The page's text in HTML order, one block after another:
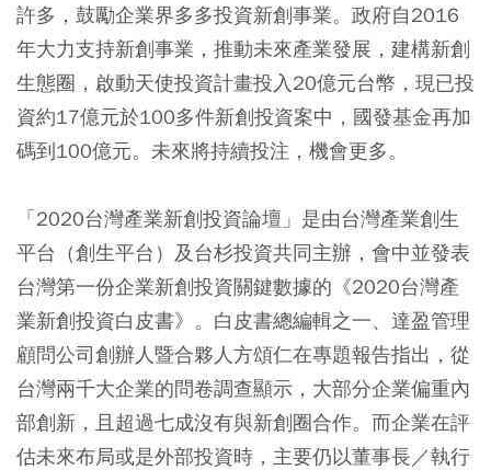
許多，鼓勵企業界多多投資新創事業。政府自2016
年大力支持新創事業，推動未來產業發展，建構新創
生態圈，啟動天使投資計畫投入20億元台幣，現已投
資約17億元於100多件新創投資案中，國發基金再加
碼到100億元。未來將持續投注，機會更多。
「2020台灣產業新創投資論壇」是由台灣產業創生
平台（創生平台）及台杉投資共同主辦，會中並發表
台灣第一份企業新創投資關鍵數據的《2020台灣產
業新創投資白皮書》。白皮書總編輯之一、達盈管理
顧問公司創辦人暨合夥人方頌仁在專題報告指出，從
台灣兩千大企業的問卷調查顯示，大部分企業偏重內
部創新，且超過七成沒有與新創圈合作。而企業在評
估未來布局或是外部投資時，主要仍以董事長／執行